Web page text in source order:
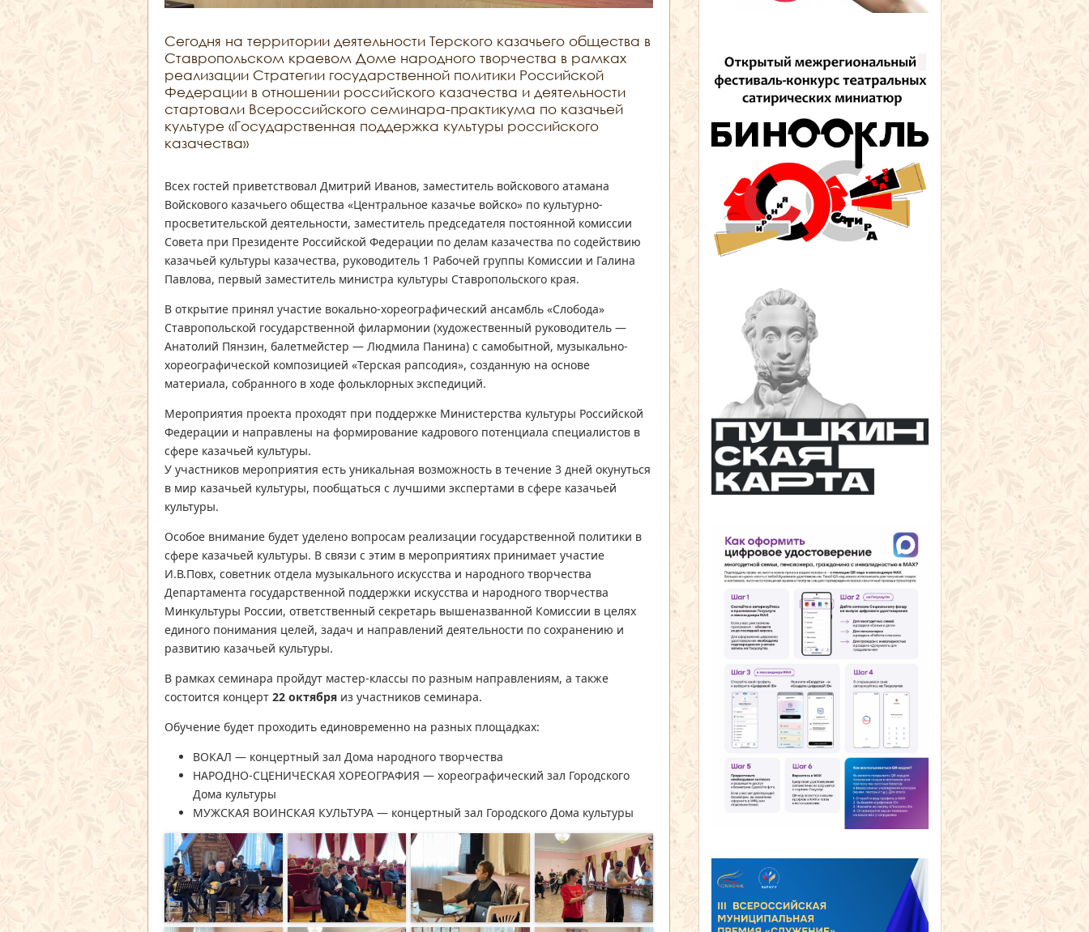
Сегодня на территории деятельности Терского казачьего общества в
Ставропольском краевом Доме народного творчества в рамках
реализации Стратегии государственной политики Российской
Федерации в отношении российского казачества и деятельности
стартовали Всероссийского семинара-практикума по казачьей
культуре «Государственная поддержка культуры российского
казачества»
Всех гостей приветствовал Дмитрий Иванов, заместитель войскового атамана
Войскового казачьего общества «Центральное казачье войско» по культурно-
просветительской деятельности, заместитель председателя постоянной комиссии
Совета при Президенте Российской Федерации по делам казачества по содействию
казачьей культуры казачества, руководитель 1 Рабочей группы Комиссии и Галина
Павлова, первый заместитель министра культуры Ставропольского края.
В открытие принял участие вокально-хореографический ансамбль «Слобода»
Ставропольской государственной филармонии (художественный руководитель —
Анатолий Пянзин, балетмейстер — Людмила Панина) с самобытной, музыкально-
хореографической композицией «Терская рапсодия», созданную на основе
материала, собранного в ходе фольклорных экспедиций.
Мероприятия проекта проходят при поддержке Министерства культуры Российской
Федерации и направлены на формирование кадрового потенциала специалистов в
сфере казачьей культуры.
У участников мероприятия есть уникальная возможность в течение 3 дней окунуться
в мир казачьей культуры, пообщаться с лучшими экспертами в сфере казачьей
культуры.
Особое внимание будет уделено вопросам реализации государственной политики в
сфере казачьей культуры. В связи с этим в мероприятиях принимает участие
И.В.Повх, советник отдела музыкального искусства и народного творчества
Департамента государственной поддержки искусства и народного творчества
Минкультуры России, ответственный секретарь вышеназванной Комиссии в целях
единого понимания целей, задач и направлений деятельности по сохранению и
развитию казачьей культуры.
В рамках семинара пройдут мастер-классы по разным направлениям, а также
состоится концерт 22 октября из участников семинара.
Обучение будет проходить единовременно на разных площадках:
ВОКАЛ — концертный зал Дома народного творчества
НАРОДНО-СЦЕНИЧЕСКАЯ ХОРЕОГРАФИЯ — хореографический зал Городского
Дома культуры
МУЖСКАЯ ВОИНСКАЯ КУЛЬТУРА — концертный зал Городского Дома культуры